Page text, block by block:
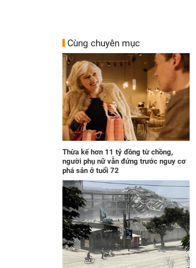
Cùng chuyên mục
Thừa kế hơn 11 tỷ đồng từ chồng,
người phụ nữ vẫn đứng trước nguy cơ
phá sản ở tuổi 72